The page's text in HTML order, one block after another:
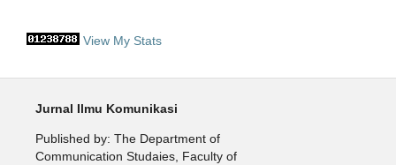
View My Stats
Jurnal Ilmu Komunikasi
Published by: The Department of
Communication Studaies, Faculty of